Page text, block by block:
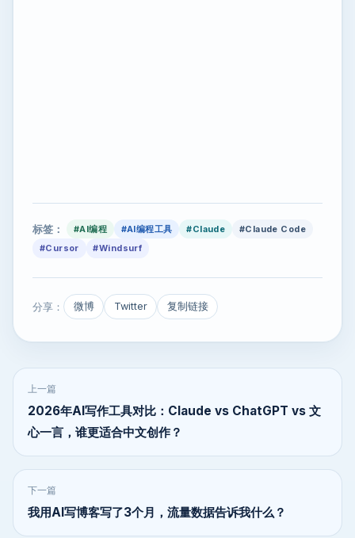
标签： #AI编程 #AI编程工具 #Claude
#Claude Code
#Cursor
#Windsurf
分享： 微博 Twitter 复制链接
上一篇
2026年AI写作工具对比：Claude vs ChatGPT vs 文
心一言，谁更适合中文创作？
下一篇
我用AI写博客写了3个月，流量数据告诉我什么？